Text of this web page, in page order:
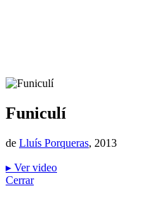
Funiculí
de Lluís Porqueras, 2013
▸ Ver video
Cerrar